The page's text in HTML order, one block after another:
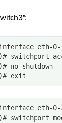
eth-0-
switchport
no shutdown
exit
eth-0-
switchport